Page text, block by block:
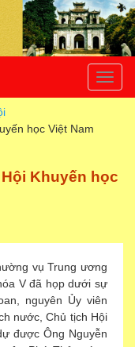
học Việt Nam
Khuyến học
vụ Trung ương
V đã họp dưới sự
nguyên Ủy viên
nước, Chủ tịch Hội
được Ông Nguyễn